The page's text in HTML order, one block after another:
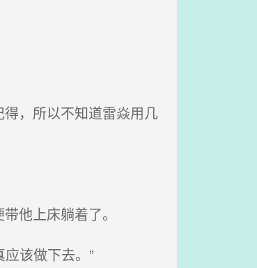
，所以不知道雷焱用几
他上床躺着了。
该做下去。”